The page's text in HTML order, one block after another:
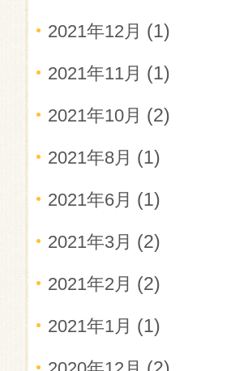
2021年12月 (1)
2021年11月 (1)
2021年10月 (2)
2021年8月 (1)
2021年6月 (1)
2021年3月 (2)
2021年2月 (2)
2021年1月 (1)